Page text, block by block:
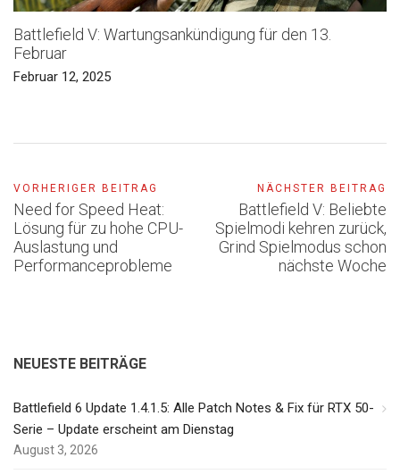
Battlefield V: Wartungsankündigung für den 13.
Februar
Februar 12, 2025
VORHERIGER BEITRAG
Need for Speed Heat:
Lösung für zu hohe CPU-
Auslastung und
Performanceprobleme
NÄCHSTER BEITRAG
Battlefield V: Beliebte
Spielmodi kehren zurück,
Grind Spielmodus schon
nächste Woche
NEUESTE BEITRÄGE
Battlefield 6 Update 1.4.1.5: Alle Patch Notes & Fix für RTX 50-
Serie – Update erscheint am Dienstag
August 3, 2026